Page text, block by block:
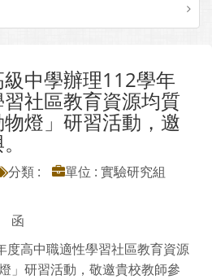
中學辦理112學年
社區教育資源均質
燈」研習活動，邀
分類 :
單位 : 實驗研究組
函
度高中職適性學習社區教育資源
」研習活動，敬邀貴校教師參